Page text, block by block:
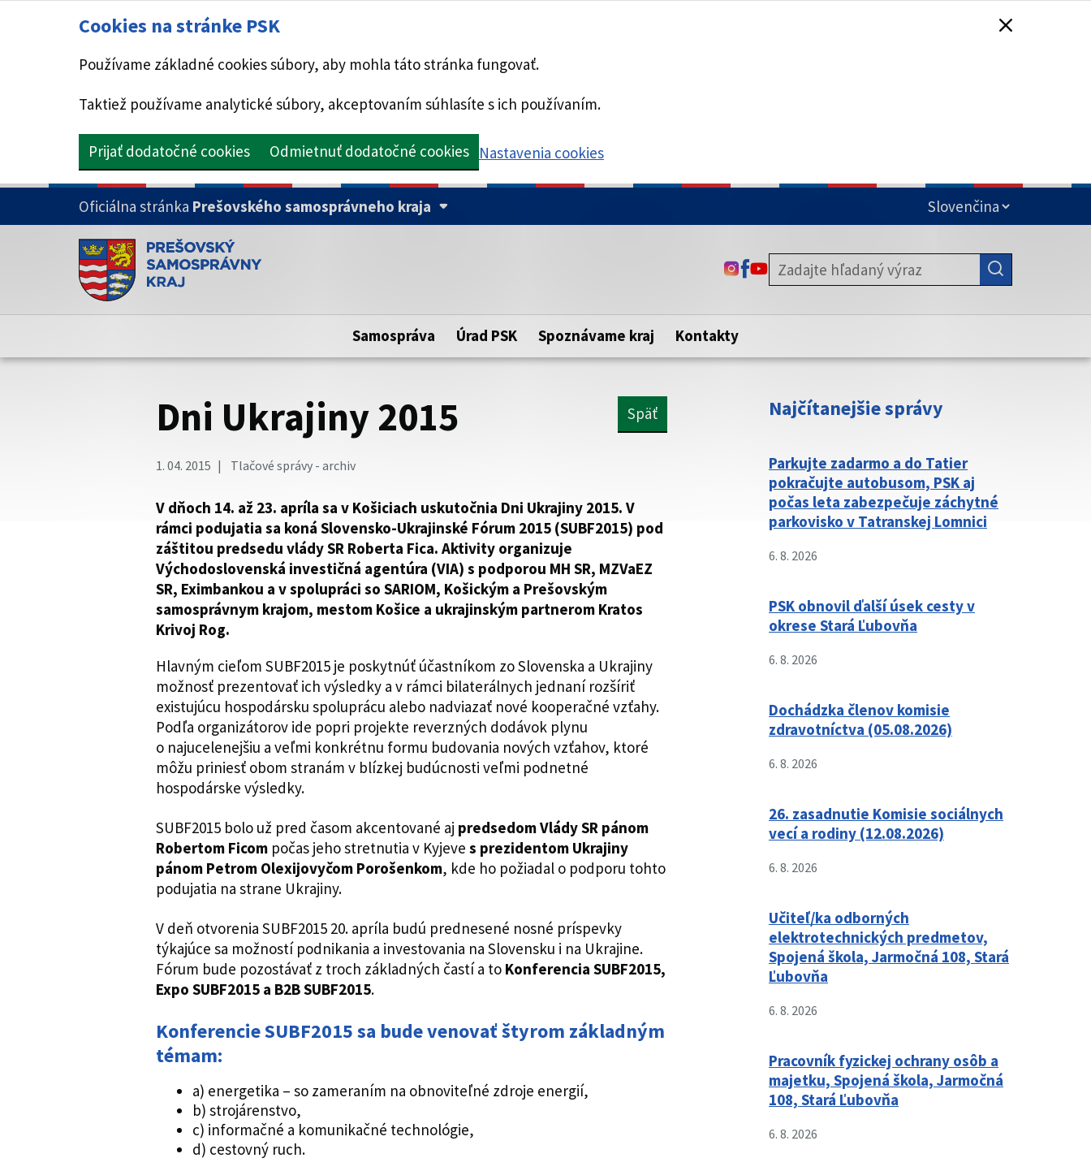
Cookies na stránke PSK
Používame základné cookies súbory, aby mohla táto stránka fungovať.
Taktiež používame analytické súbory, akceptovaním súhlasíte s ich používaním.
Prijať dodatočné cookies Odmietnuť dodatočné cookies Nastavenia cookies
PRESKOČIŤ NA HLAVNÝ OBSAH
Oficiálna stránka Prešovského samosprávneho kraja
Doména psk.sk je oficiálna
Toto je oficiálna webová stránka Prešovského samosprávneho kraja.
Táto stránka je zabezpečená
zabezpečenú webovú stránku. Zabezpečená stránka vždy začína
https:// pred názvom domény webového sídla.
ODKAZ SA OTVORÍ NA NOVEJ KARTE
ODKAZ SA OTVORÍ NA NOVEJ KARTE
ODKAZ SA OTVORÍ NA NOVEJ KARTE
Samospráva Úrad PSK Spoznávame kraj Kontakty
Dni Ukrajiny 2015 Späť
1. 04. 2015 Tlačové správy - archiv
V dňoch 14. až 23. apríla sa v Košiciach uskutočnia Dni Ukrajiny 2015. V
rámci podujatia sa koná Slovensko-Ukrajinské Fórum 2015 (SUBF2015) pod
záštitou predsedu vlády SR Roberta Fica. Aktivity organizuje
Východoslovenská investičná agentúra (VIA) s podporou MH SR, MZVaEZ
SR, Eximbankou a v spolupráci so SARIOM, Košickým a Prešovským
samosprávnym krajom, mestom Košice a ukrajinským partnerom Kratos
Krivoj Rog.
Hlavným cieľom SUBF2015 je poskytnúť účastníkom zo Slovenska a Ukrajiny
možnosť prezentovať ich výsledky a v rámci bilaterálnych jednaní rozšíriť
existujúcu hospodársku spoluprácu alebo nadviazať nové kooperačné vzťahy.
Podľa organizátorov ide popri projekte reverzných dodávok plynu
o najucelenejšiu a veľmi konkrétnu formu budovania nových vzťahov, ktoré
môžu priniesť obom stranám v blízkej budúcnosti veľmi podnetné
hospodárske výsledky.
SUBF2015 bolo už pred časom akcentované aj predsedom Vlády SR pánom
Robertom Ficom počas jeho stretnutia v Kyjeve s prezidentom Ukrajiny
pánom Petrom Olexijovyčom Porošenkom, kde ho požiadal o podporu tohto
podujatia na strane Ukrajiny.
V deň otvorenia SUBF2015 20. apríla budú prednesené nosné príspevky
týkajúce sa možností podnikania a investovania na Slovensku i na Ukrajine.
Fórum bude pozostávať z troch základných častí a to Konferencia SUBF2015,
Expo SUBF2015 a B2B SUBF2015.
Konferencie SUBF2015 sa bude venovať štyrom základným
témam:
a) energetika – so zameraním na obnoviteľné zdroje energií,
b) strojárenstvo,
c) informačné a komunikačné technológie,
d) cestovný ruch.
Najčítanejšie správy
Parkujte zadarmo a do Tatier
pokračujte autobusom, PSK aj
počas leta zabezpečuje záchytné
parkovisko v Tatranskej Lomnici
6. 8. 2026
PSK obnovil ďalší úsek cesty v
okrese Stará Ľubovňa
6. 8. 2026
Dochádzka členov komisie
zdravotníctva (05.08.2026)
6. 8. 2026
26. zasadnutie Komisie sociálnych
vecí a rodiny (12.08.2026)
6. 8. 2026
Učiteľ/ka odborných
elektrotechnických predmetov,
Spojená škola, Jarmočná 108, Stará
Ľubovňa
6. 8. 2026
Pracovník fyzickej ochrany osôb a
majetku, Spojená škola, Jarmočná
108, Stará Ľubovňa
6. 8. 2026